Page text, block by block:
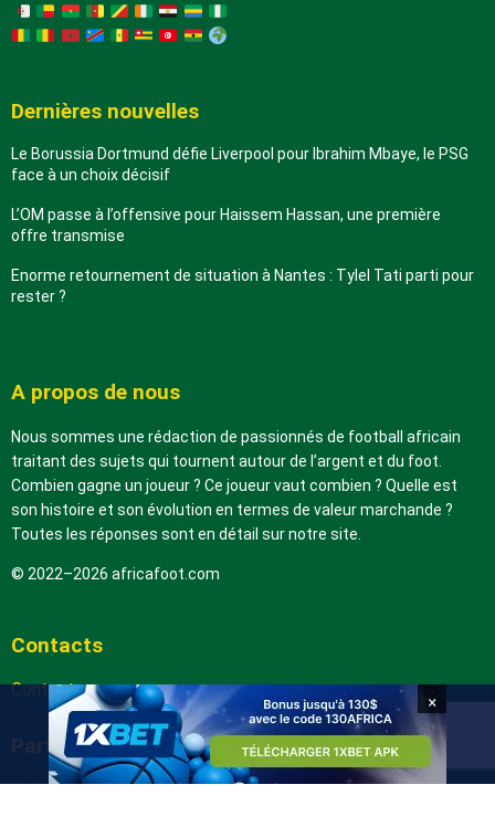
Dernières nouvelles
Le Borussia Dortmund défie Liverpool pour Ibrahim Mbaye, le PSG
face à un choix décisif
L’OM passe à l’offensive pour Haissem Hassan, une première
offre transmise
Enorme retournement de situation à Nantes : Tylel Tati parti pour
rester ?
A propos de nous
Nous sommes une rédaction de passionnés de football africain
traitant des sujets qui tournent autour de l’argent et du foot.
Combien gagne un joueur ? Ce joueur vaut combien ? Quelle est
son histoire et son évolution en termes de valeur marchande ?
Toutes les réponses sont en détail sur notre site.
© 2022–2026 africafoot.com
Contacts
Contactez-nous
Partenaires
arabic.africafoot.com
×